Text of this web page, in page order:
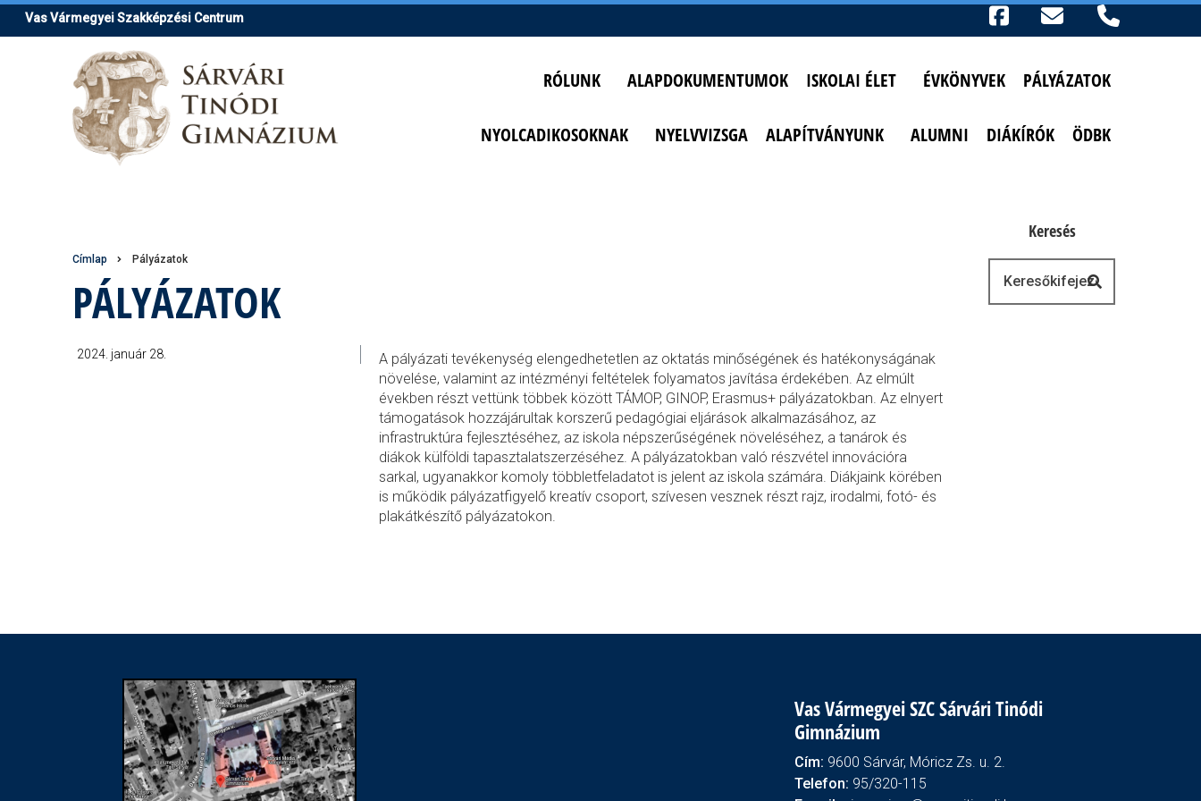
UgrásVas Vármegyei Szakképzési Centrum
RÓLUNK ALAPDOKUMENTUMOK ISKOLAI ÉLET ÉVKÖNYVEK PÁLYÁZATOK
NYOLCADIKOSOKNAK NYELVVIZSGA ALAPÍTVÁNYUNK ALUMNI DIÁKÍRÓK ÖDBK
Morzsa
Címlap Pályázatok
PÁLYÁZATOK
A pályázati tevékenység elengedhetetlen az oktatás minőségének és hatékonyságának
növelése, valamint az intézményi feltételek folyamatos javítása érdekében. Az elmúlt
években részt vettünk többek között TÁMOP, GINOP, Erasmus+ pályázatokban. Az elnyert
támogatások hozzájárultak korszerű pedagógiai eljárások alkalmazásához, az
infrastruktúra fejlesztéséhez, az iskola népszerűségének növeléséhez, a tanárok és
diákok külföldi tapasztalatszerzéséhez. A pályázatokban való részvétel innovációra
sarkal, ugyanakkor komoly többletfeladatot is jelent az iskola számára. Diákjaink körében
is működik pályázatfigyelő kreatív csoport, szívesen vesznek részt rajz, irodalmi, fotó- és
plakátkészítő pályázatokon.
2024. január 28.
Keresés
Vas Vármegyei SZC Sárvári Tinódi
Gimnázium
Cím: 9600 Sárvár, Móricz Zs. u. 2.
Telefon: 95/320-115